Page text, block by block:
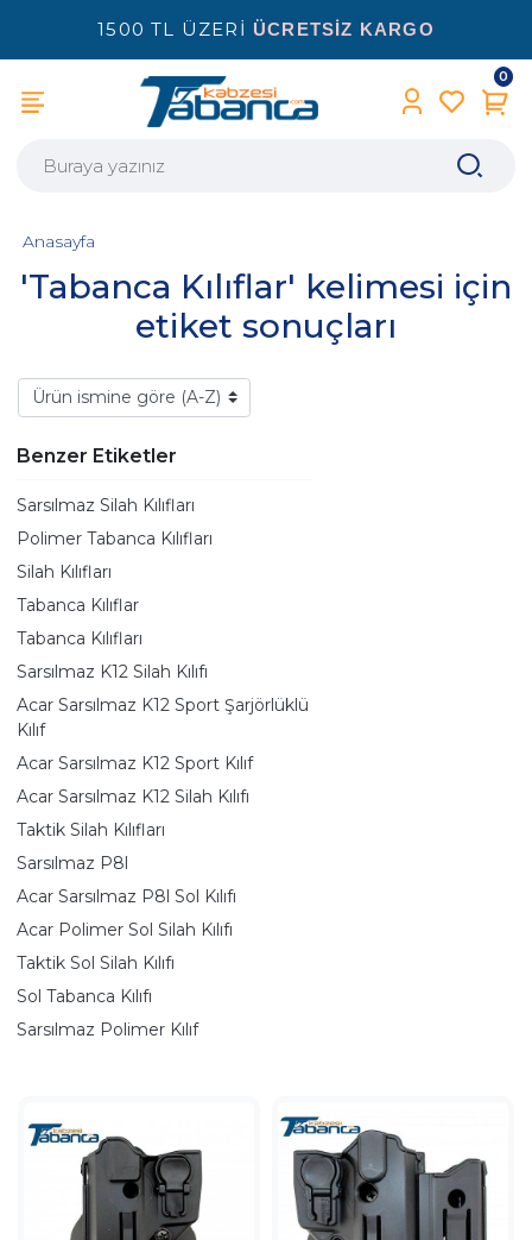
1500 TL ÜZERİ ÜCRETSİZ KARGO
0
'Tabanca Kılıflar' kelimesi için
etiket sonuçları
Anasayfa
Benzer Etiketler
Sarsılmaz Silah Kılıfları
Polimer Tabanca Kılıfları
Silah Kılıfları
Tabanca Kılıflar
Tabanca Kılıfları
Sarsılmaz K12 Silah Kılıfı
Acar Sarsılmaz K12 Sport Şarjörlüklü
Kılıf
Acar Sarsılmaz K12 Sport Kılıf
Acar Sarsılmaz K12 Silah Kılıfı
Taktik Silah Kılıfları
Sarsılmaz P8l
Acar Sarsılmaz P8l Sol Kılıfı
Acar Polimer Sol Silah Kılıfı
Taktik Sol Silah Kılıfı
Sol Tabanca Kılıfı
Sarsılmaz Polimer Kılıf